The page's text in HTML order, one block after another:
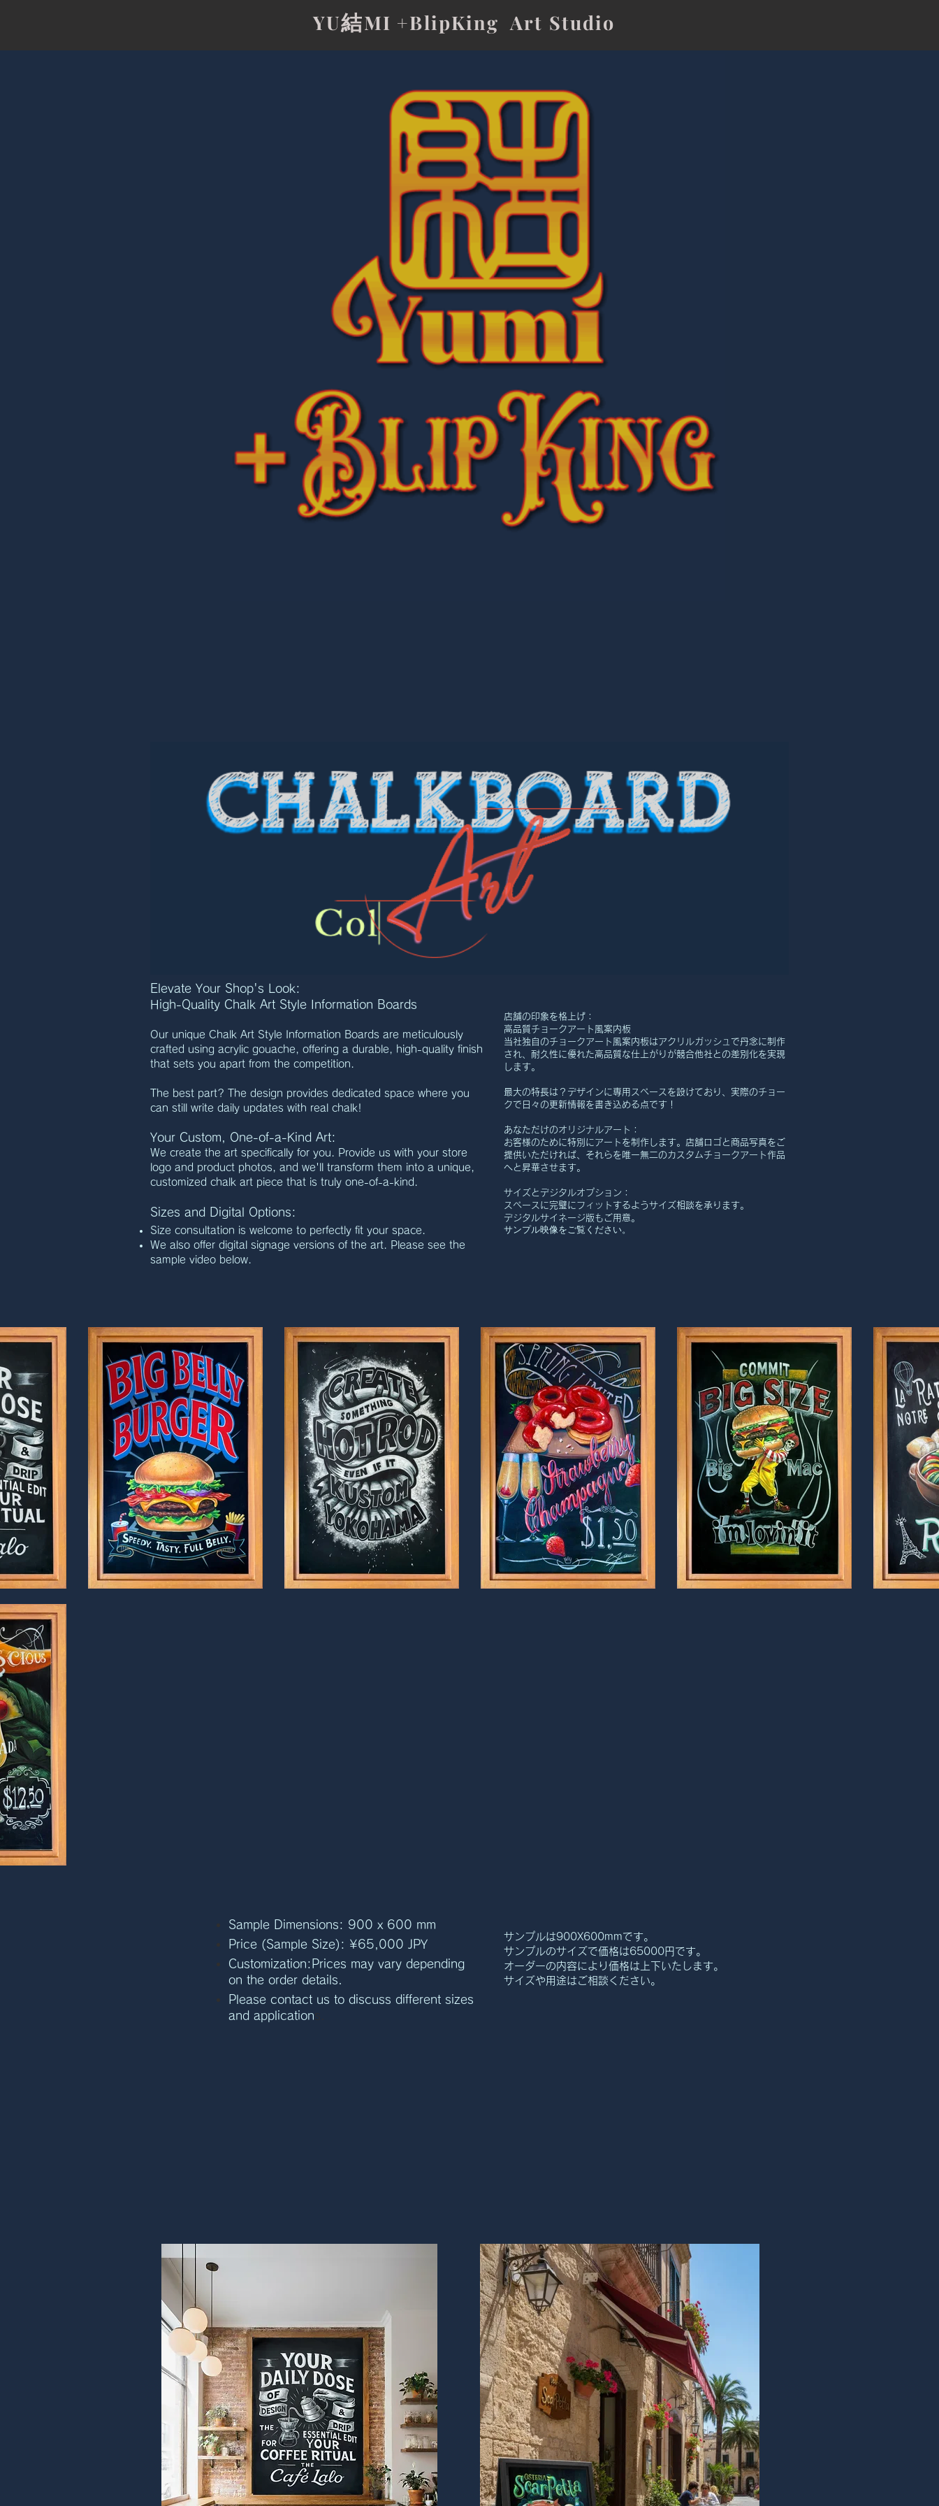
YU結MI +BlipKing Art Studio
Elevate Your Shop's Look:
High-Quality Chalk Art Style Information Boards
Our unique Chalk Art Style Information Boards are meticulously
crafted using acrylic gouache, offering a durable, high-quality finish
that sets you apart from the competition.
The best part? The design provides dedicated space where you
can still write daily updates with real chalk!
Your Custom, One-of-a-Kind Art:
We create the art specifically for you. Provide us with your store
logo and product photos, and we'll transform them into a unique,
customized chalk art piece that is truly one-of-a-kind.
Sizes and Digital Options:
Size consultation is welcome to perfectly fit your space.
We also offer digital signage versions of the art. Please see the
sample video below.
店舗の印象を格上げ：
高品質チョークアート風案内板
当社独自のチョークアート風案内板はアクリルガッシュで丹念に制作
され、耐久性に優れた高品質な仕上がりが競合他社との差別化を実現
します。
最大の特長は？デザインに専用スペースを設けており、実際のチョー
クで日々の更新情報を書き込める点です！
あなただけのオリジナルアート：
お客様のために特別にアートを制作します。店舗ロゴと商品写真をご
提供いただければ、それらを唯一無二のカスタムチョークアート作品
へと昇華させます。
サイズとデジタルオプション：
スペースに完璧にフィットするようサイズ相談を承ります。
デジタルサイネージ版もご用意。
サンプル映像をご覧ください。
Sample Dimensions: 900 x 600 mm
Price (Sample Size): ¥65,000 JPY
Customization:Prices may vary depending
on the order details.
Please contact us to discuss different sizes
and application
サンプルは900X600mmです。
サンプルのサイズで価格は65000円です。
オーダーの内容により価格は上下いたします。
サイズや用途はご相談ください。